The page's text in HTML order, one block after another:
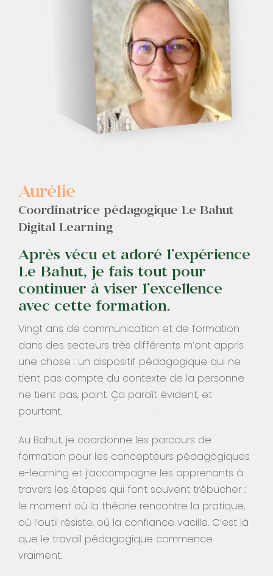
Aurélie
Coordinatrice pédagogique Le Bahut
Digital Learning
Après vécu et adoré l’expérience
Le Bahut, je fais tout pour
continuer à viser l’excellence
avec cette formation.
Vingt ans de communication et de formation
dans des secteurs très différents m’ont appris
une chose : un dispositif pédagogique qui ne
tient pas compte du contexte de la personne
ne tient pas, point. Ça paraît évident, et
pourtant.
Au Bahut, je coordonne les parcours de
formation pour les concepteurs pédagogiques
e-learning et j’accompagne les apprenants à
travers les étapes qui font souvent trébucher :
le moment où la théorie rencontre la pratique,
où l’outil résiste, où la confiance vacille. C’est là
que le travail pédagogique commence
vraiment.